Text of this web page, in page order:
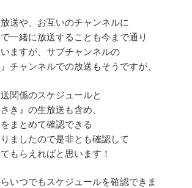
送や、お互いのチャンネルに
一緒に放送することも今まで通り
ますが、サブチャンネルの
』チャンネルでの放送もそうですが、
関係のスケジュールと
き』の生放送も含め、
まとめて確認できる
ましたので是非とも確認して
もらえればと思います！
いつでもスケジュールを確認できま